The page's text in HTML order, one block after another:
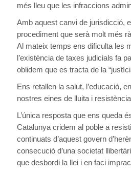
més lleu que les infraccions
Amb aquest canvi de jurisdicció,
procediment que serà molt més
Al mateix temps ens dificulta les
l’existència de taxes judicials fa
oblidem que es tracta de la
Ens retallen la salut, l’educació,
nostres eines de lluita i
L’única resposta que ens queda
Catalunya cridem al poble a
continuats d’aquest govern
consecució d’una societat
que desbordi la llei i en faci